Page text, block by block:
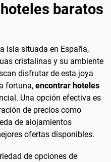
baratos
isla situada en España,
cristalinas y su ambiente
disfrutar de esta joya
fortuna, encontrar hoteles
Una opción efectiva es
de precios como
de alojamientos
ofertas disponibles.
de opciones de